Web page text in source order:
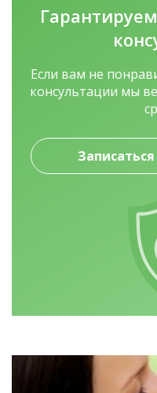
Если вам не
консультации мы